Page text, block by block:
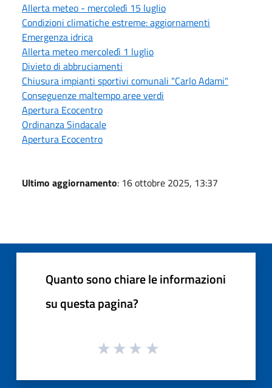
Allerta meteo - mercoledì 15 luglio
Condizioni climatiche estreme: aggiornamenti
Emergenza idrica
Allerta meteo mercoledì 1 luglio
Divieto di abbruciamenti
Chiusura impianti sportivi comunali "Carlo Adami"
Conseguenze maltempo aree verdi
Apertura Ecocentro
Ordinanza Sindacale
Apertura Ecocentro
Ultimo aggiornamento: 16 ottobre 2025, 13:37
Quanto sono chiare le informazioni
su questa pagina?